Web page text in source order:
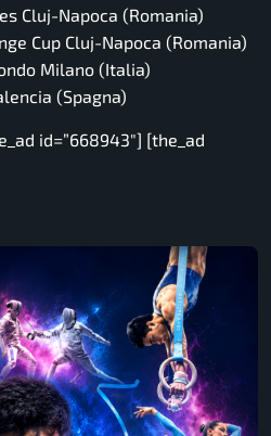
Cluj-Napoca (Romania)
Cup Cluj-Napoca (Romania)
Milano (Italia)
(Spagna)
id=”668943″] [the_ad